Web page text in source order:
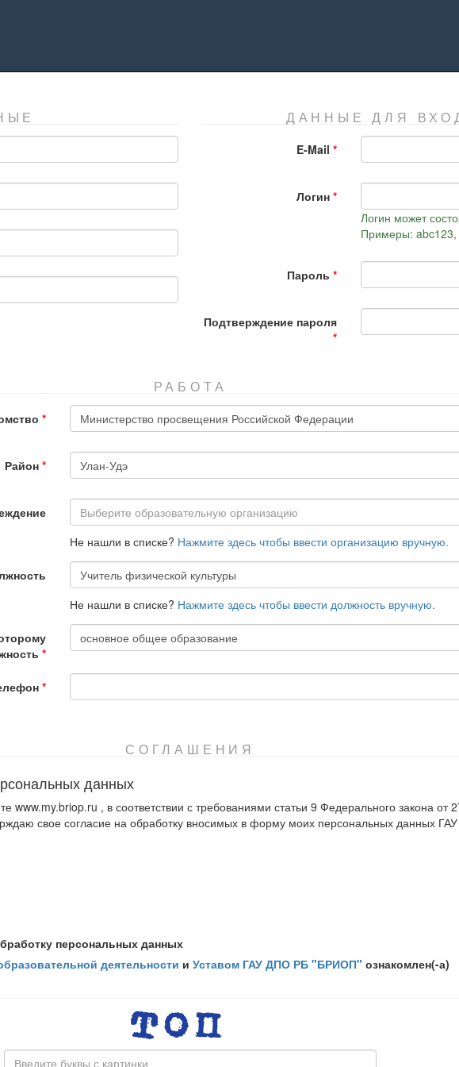
ДАННЫЕ ДЛЯ
E-Mail
Логин
Логин может
Примеры:
Пароль
Подтверждение пароля
РАБОТА
Министерство просвещения Российской Федерации
Район Улан-Удэ
Выберите образовательную организацию
Не нашли в списке? Нажмите здесь чтобы ввести организацию вручную.
Учитель физической культуры
Не нашли в списке? Нажмите здесь чтобы ввести должность вручную.
основное общее образование
СОГЛАШЕНИЯ
данных
www.my.briop.ru , в соответствии с требованиями статьи 9 Федерального закона
свое согласие на обработку вносимых в форму моих персональных данных
все действия (операции) с моими персональными данными, включая сбор,
машинных носителей или по каналам связи, с соблюдением мер,
срок хранения моих персональных данных не ограничен. Оставляю за собой
персональных данных
деятельности и Уставом ГАУ ДПО РБ "БРИОП" ознакомлен(-а)